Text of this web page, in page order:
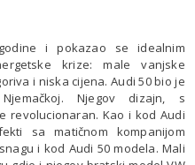
i pokazao se idealnim
krize: male vanjske
i niska cijena. Audi 50 bio je
Njegov dizajn, s
revolucionaran. Kao i kod Audi
sa matičnom kompanijom
i kod Audi 50 modela. Mali